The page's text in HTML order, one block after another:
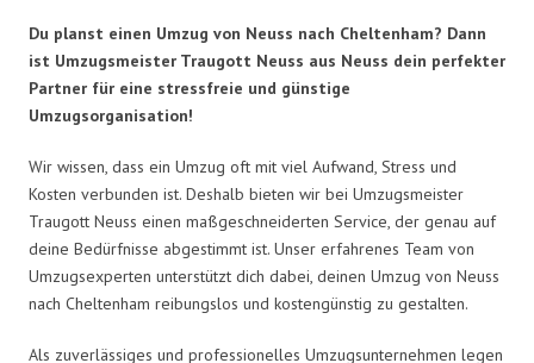
Du planst einen Umzug von Neuss nach Cheltenham? Dann
ist Umzugsmeister Traugott Neuss aus Neuss dein perfekter
Partner für eine stressfreie und günstige
Umzugsorganisation!
Wir wissen, dass ein Umzug oft mit viel Aufwand, Stress und
Kosten verbunden ist. Deshalb bieten wir bei Umzugsmeister
Traugott Neuss einen maßgeschneiderten Service, der genau auf
deine Bedürfnisse abgestimmt ist. Unser erfahrenes Team von
Umzugsexperten unterstützt dich dabei, deinen Umzug von Neuss
nach Cheltenham reibungslos und kostengünstig zu gestalten.
Als zuverlässiges und professionelles Umzugsunternehmen legen